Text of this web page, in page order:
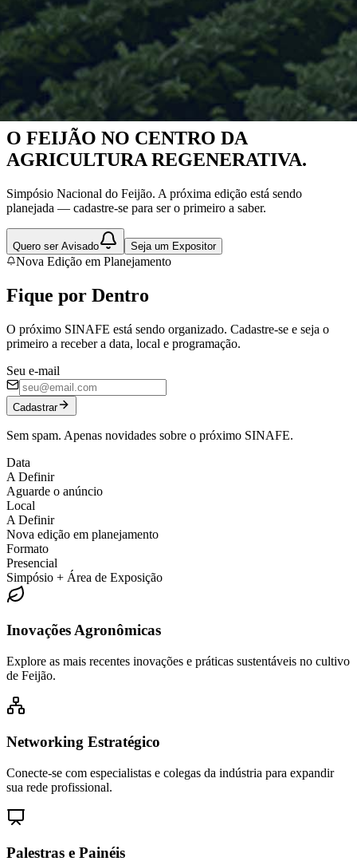
Nova Edição em Planejamento
O FEIJÃO NO CENTRO DA
AGRICULTURA REGENERATIVA.
Simpósio Nacional do Feijão. A próxima edição está sendo
planejada — cadastre-se para ser o primeiro a saber.
Quero ser Avisado Seja um Expositor
Nova Edição em Planejamento
Fique por Dentro
O próximo SINAFE está sendo organizado. Cadastre-se e seja o
primeiro a receber a data, local e programação.
Seu e-mail
Cadastrar
Sem spam. Apenas novidades sobre o próximo SINAFE.
Data
A Definir
Aguarde o anúncio
Local
A Definir
Nova edição em planejamento
Formato
Presencial
Simpósio + Área de Exposição
Inovações Agronômicas
Explore as mais recentes inovações e práticas sustentáveis no cultivo
de Feijão.
Networking Estratégico
Conecte-se com especialistas e colegas da indústria para expandir
sua rede profissional.
Palestras e Painéis